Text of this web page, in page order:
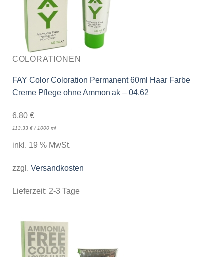
COLORATIONEN
FAY Color Coloration Permanent 60ml Haar Farbe
Creme Pflege ohne Ammoniak – 04.62
6,80 €
113,33 €/1000 ml
inkl. 19 % MwSt.
zzgl. Versandkosten
Lieferzeit: 2-3 Tage